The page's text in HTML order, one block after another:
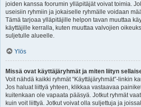
joiden kanssa foorumin ylläpitäjät voivat toimia.
useisiin ryhmiin ja jokaiselle ryhmälle voidaan
Tämä tarjoaa ylläpitäjille helpon tavan muuttaa
käyttäjille kerralla, kuten muuttaa valvojien
suljetulle alueelle.
Ylös
Missä ovat käyttäjäryhmät ja miten liityn
Voit nähdä kaikki ryhmät “Käyttäjäryhmät”-linkin
Jos haluat liittyä yhteen, klikkaa vastaavaa
kuitenkaan ole vapaata pääsyä. Jotkut ryhmät
kuin voit liittyä. Jotkut voivat olla suljettuja ja